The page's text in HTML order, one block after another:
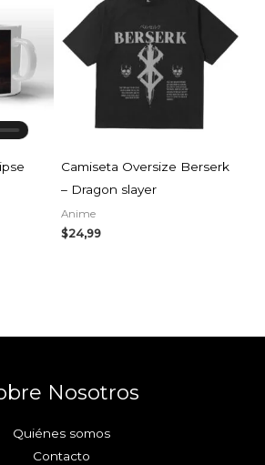
Camiseta Oversize Berserk
– Dragon slayer
Anime
$24,99
Nosotros
Quiénes somos
Contacto